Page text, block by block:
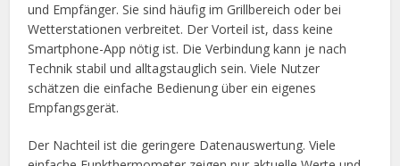
und Empfänger. Sie sind häufig im Grillbereich oder bei
Wetterstationen verbreitet. Der Vorteil ist, dass keine
Smartphone-App nötig ist. Die Verbindung kann je nach
Technik stabil und alltagstauglich sein. Viele Nutzer
schätzen die einfache Bedienung über ein eigenes
Empfangsgerät.
Der Nachteil ist die geringere Datenauswertung. Viele